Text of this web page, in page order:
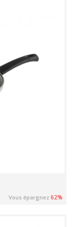
Vous épargnez62%